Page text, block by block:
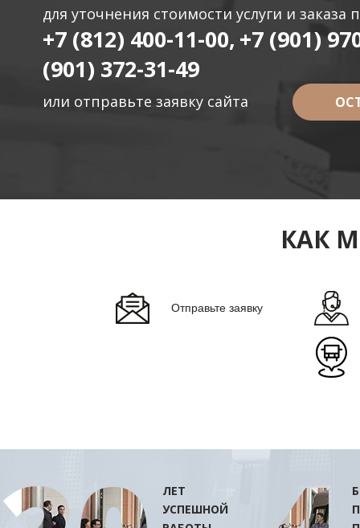
для уточнения стоимости услуги и заказа
+7 (812) 400-11-00, +7 (901)
(901) 372-31-49
или отправьте заявку сайта
КАК
Отправьте заявку
ЛЕТ
УСПЕШНОЙ